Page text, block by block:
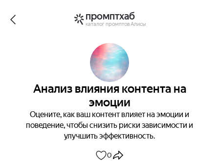
промптхаб
каталог промптов Алисы
Анализ влияния контента на
эмоции
Оцените, как ваш контент влияет на эмоции и
поведение, чтобы снизить риски зависимости и
улучшить эффективность.
0